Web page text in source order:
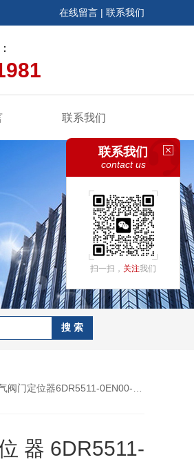
在线留言 | 联系我们
联系我们
门定位器6DR5511-0EN00-0AA0
器6DR5511-
联系我们
contact us
扫一扫， 关注我们